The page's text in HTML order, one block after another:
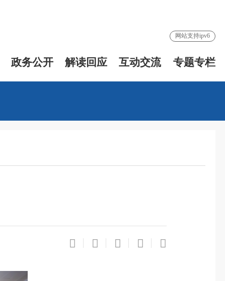
网站支持ipv6
政务公开 解读回应 互动交流 专题专栏